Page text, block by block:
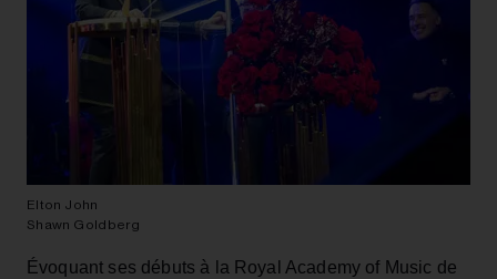
Elton John
Shawn Goldberg
Évoquant ses débuts à la Royal Academy of Music de